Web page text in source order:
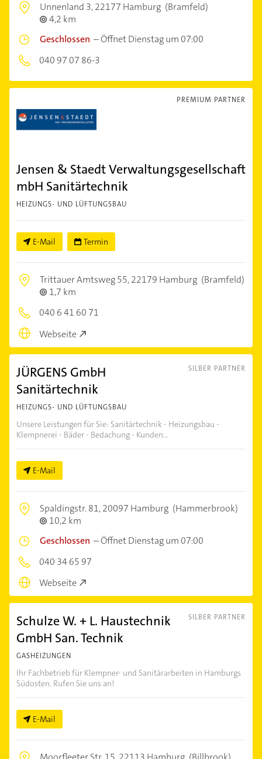
Unnenland 3,22177 Hamburg (Bramfeld)
4,2 km
Geschlossen –Öffnet Dienstag um 07:00
040 97 07 86-3
PREMIUM PARTNER
Jensen & Staedt Verwaltungsgesellschaft
mbH Sanitärtechnik
HEIZUNGS- UND LÜFTUNGSBAU
E-Mail Termin
Trittauer Amtsweg 55,22179 Hamburg (Bramfeld)
1,7 km
040 6 41 60 71
Webseite
SILBER PARTNER
JÜRGENS GmbH
Sanitärtechnik
HEIZUNGS- UND LÜFTUNGSBAU
Unsere Leistungen für Sie: Sanitärtechnik - Heizungsbau -
Klempnerei - Bäder - Bedachung - Kunden...
E-Mail
Spaldingstr. 81,20097 Hamburg (Hammerbrook)
10,2 km
Geschlossen –Öffnet Dienstag um 07:00
040 34 65 97
Webseite
SILBER PARTNER
Schulze W. + L. Haustechnik
GmbH San. Technik
GASHEIZUNGEN
Ihr Fachbetrieb für Klempner- und Sanitärarbeiten in Hamburgs
Südosten. Rufen Sie uns an!
E-Mail